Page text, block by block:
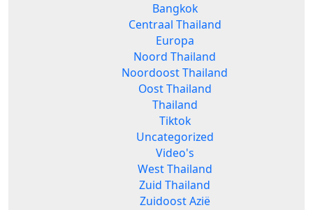
Bangkok
Centraal Thailand
Europa
Noord Thailand
Noordoost Thailand
Oost Thailand
Thailand
Tiktok
Uncategorized
Video's
West Thailand
Zuid Thailand
Zuidoost Azië